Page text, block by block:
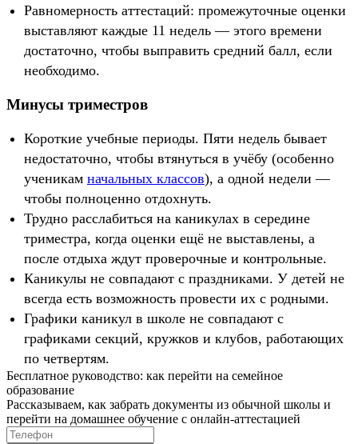
Равномерность аттестаций: промежуточные оценки
выставляют каждые 11 недель — этого времени
достаточно, чтобы выправить средний балл, если
необходимо.
Минусы триместров
Короткие учебные периоды. Пяти недель бывает
недостаточно, чтобы втянуться в учёбу (особенно
ученикам начальных классов), а одной недели —
чтобы полноценно отдохнуть.
Трудно расслабиться на каникулах в середине
триместра, когда оценки ещё не выставлены, а
после отдыха ждут проверочные и контрольные.
Каникулы не совпадают с праздниками. У детей не
всегда есть возможность провести их с родными.
Графики каникул в школе не совпадают с
графиками секций, кружков и клубов, работающих
по четвертям.
Бесплатное руководство: как перейти на семейное
образование
Рассказываем, как забрать документы из обычной школы и
перейти на домашнее обучение с онлайн‑аттестацией